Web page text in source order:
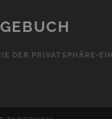
DER PRIVATSPHÄRE-